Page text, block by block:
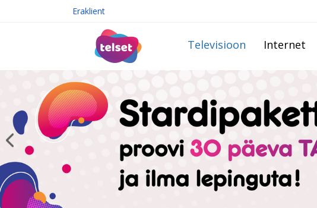
Eraklient
Televisioon Internet